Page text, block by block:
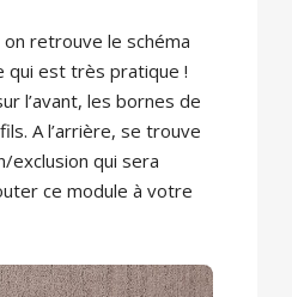
on retrouve le schéma
qui est très pratique !
l’avant, les bornes de
A l’arrière, se trouve
exclusion qui sera
ce module à votre